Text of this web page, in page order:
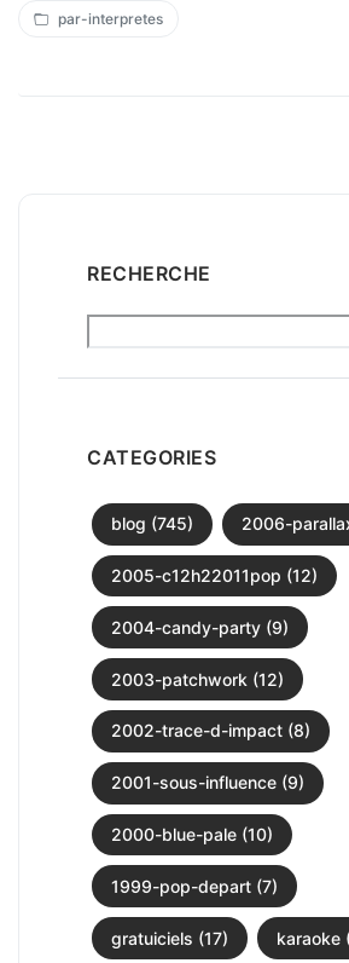
par-interpretes
RECHERCHE
CATEGORIES
blog (745) 2006-
2005-c12h22011pop (12)
2004-candy-party (9)
2003-patchwork (12)
2002-trace-d-impact (8)
2001-sous-influence (9)
2000-blue-pale (10)
1999-pop-depart (7)
gratuiciels (17) karaoke